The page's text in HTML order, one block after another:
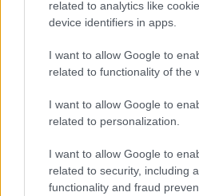
related to analytics like
device identifiers in apps.
I want to allow Google to
related to functionality of the
I want to allow Google to
related to personalization.
I want to allow Google to
related to security, including
functionality and fraud
UFFICIALE: il Lazio torna in